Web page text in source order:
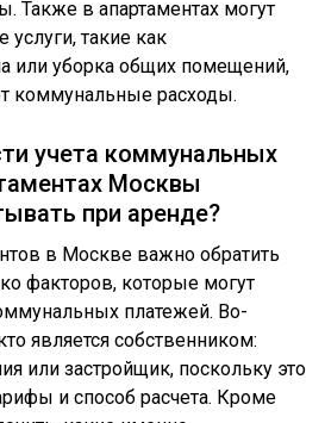
Также в апартаментах могут
такие как
или уборка общих помещений,
коммунальные расходы.
учета коммунальных
Москвы
при аренде?
в Москве важно обратить
факторов, которые могут
платежей. Во-
является собственником:
или застройщик, поскольку это
и способ расчета. Кроме